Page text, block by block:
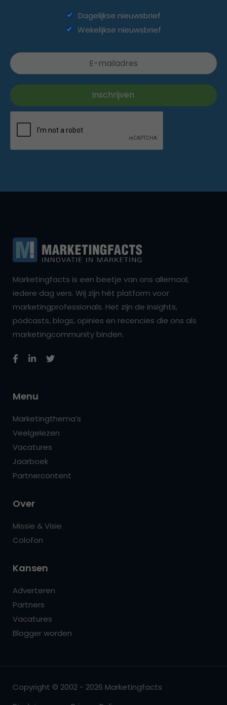
Dagelijkse nieuwsbrief
Wekelijkse nieuwsbrief
Marketingfacts is een beetje van ons allemaal,
iedere dag vers. Wij zijn hét platform voor
marketingprofessionals. Het zijn de insights,
podcasts, blogs, opinies en recencies die ons als
marketingcommunity binden.
Menu
Marketingthema’s
Veelgelezen
Vacatures
Jaarboek
Partnercontent
Over
Missie & Visie
Colofon
Kansen
Adverteren
Partners
Vacatures
Blogger worden
Copyright © 2002 - 2026 Marketingfacts